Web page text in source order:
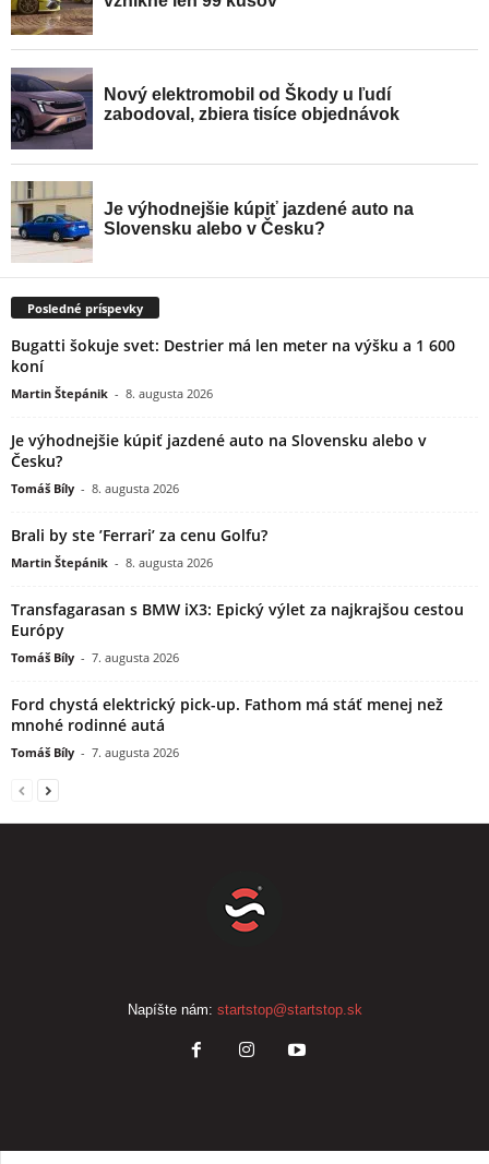
Posledné príspevky
Bugatti šokuje svet: Destrier má len meter na výšku a 1 600
koní
Martin Štepánik - 8. augusta 2026
Je výhodnejšie kúpiť jazdené auto na Slovensku alebo v
Česku?
Tomáš Bíly - 8. augusta 2026
Brali by ste ’Ferrari’ za cenu Golfu?
Martin Štepánik - 8. augusta 2026
Transfagarasan s BMW iX3: Epický výlet za najkrajšou cestou
Európy
Tomáš Bíly - 7. augusta 2026
Ford chystá elektrický pick-up. Fathom má stáť menej než
mnohé rodinné autá
Tomáš Bíly - 7. augusta 2026
Napíšte nám: startstop@startstop.sk